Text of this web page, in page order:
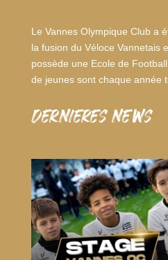
Le Vannes Olympique Club a
la fusion du Véloce Vannetais
possède une Ecole de
de jeunes sont chaque année
dernieres news